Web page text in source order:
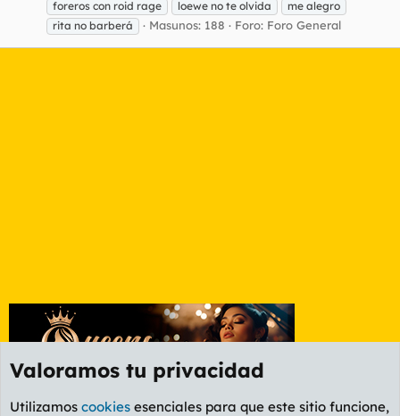
foreros con roid rage
loewe no te olvida
me alegro
rita no barberá
Masunos: 188 Foro: Foro General
Valoramos tu privacidad
Utilizamos cookies esenciales para que este sitio funcione,